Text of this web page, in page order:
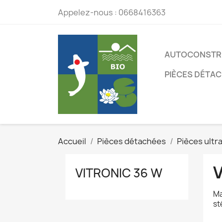
Appelez-nous : 0668416363
PIÈCES
Accueil Pièces détachées Pièces
VITRONIC 36 W